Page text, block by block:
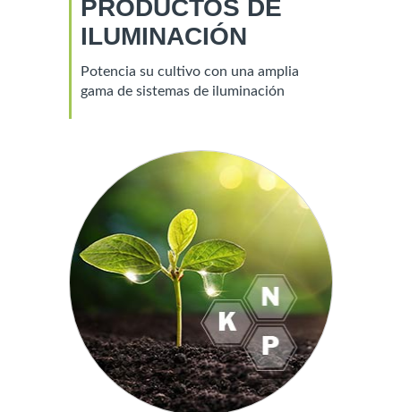
PRODUCTOS DE
ILUMINACIÓN
Potencia su cultivo con una amplia
gama de sistemas de iluminación